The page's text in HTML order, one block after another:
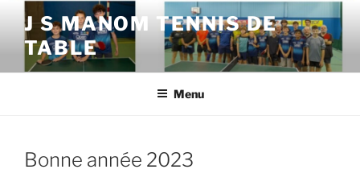
contenu
principal
J S MANOM TENNIS DE
TABLE
Menu
Bonne année 2023